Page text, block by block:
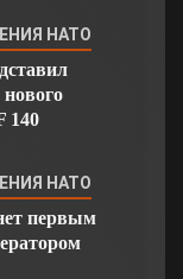
НАТО
140
НАТО
первым